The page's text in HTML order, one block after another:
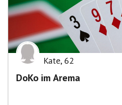
Kate, 62
DoKo im Arema